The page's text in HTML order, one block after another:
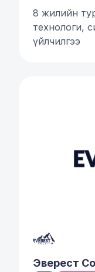
8 жилийн
технологи,
үйлчилгээ
Эверест